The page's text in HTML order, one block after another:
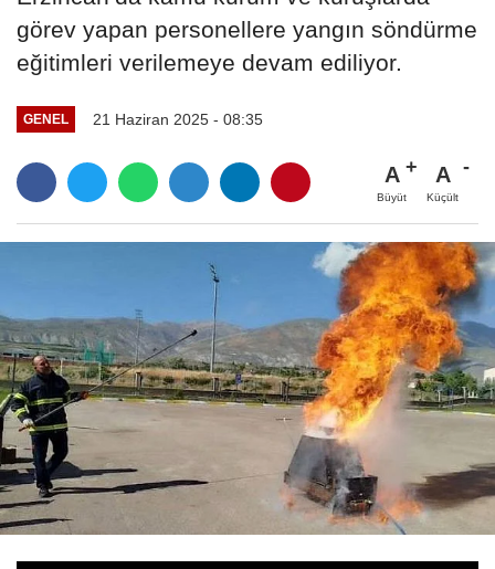
görev yapan personellere yangın söndürme
eğitimleri verilemeye devam ediliyor.
GENEL 21 Haziran 2025 - 08:35
A
Büyüt
A
Küçült